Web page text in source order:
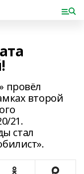
провёл
второй
21.
стал